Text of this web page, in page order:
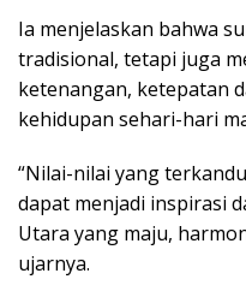
Ia menjelaskan bahwa
tradisional, tetapi juga
ketenangan, ketepatan
kehidupan sehari-hari
“Nilai-nilai yang
dapat menjadi inspirasi
Utara yang maju,
ujarnya.